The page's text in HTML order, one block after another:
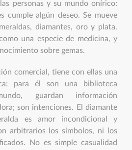
personas y su mundo onírico:
cumple algún deseo. Se mueve
diamantes, oro y plata.
una especie de medicina, y
sobre gemas.
comercial, tiene con ellas una
para él son una biblioteca
guardan información
son intenciones. El diamante
es amor incondicional y
arbitrarios los símbolos, ni los
No es simple casualidad